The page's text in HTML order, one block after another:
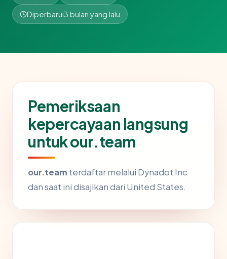
Diperbarui3 bulan yang lalu
Pemeriksaan
kepercayaan langsung
untuk our.team
our.team terdaftar melalui Dynadot Inc
dan saat ini disajikan dari United States.